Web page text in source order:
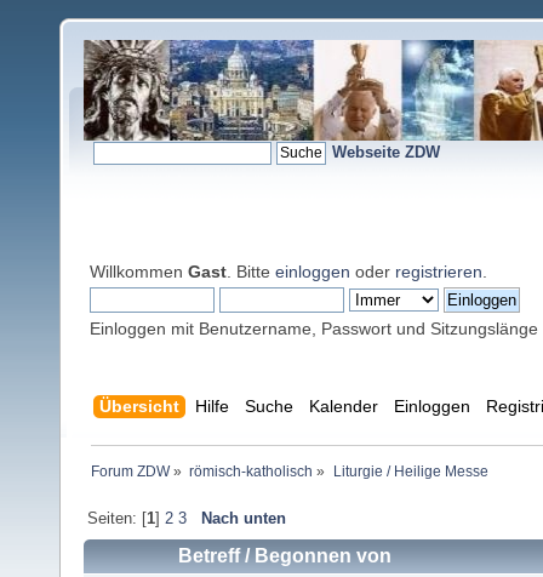
Webseite ZDW
Willkommen Gast . Bitte einloggen oder registrieren
Einloggen mit Benutzername, Passwort und Sitzungslänge
Übersicht Hilfe Suche Kalender Einloggen
Forum ZDW» römisch-katholisch » Liturgie / Heilige Messe
Seiten: [1] 2 3 Nach unten
Betreff/ Begonnen von